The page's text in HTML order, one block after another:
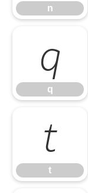
n
q
q
t
t